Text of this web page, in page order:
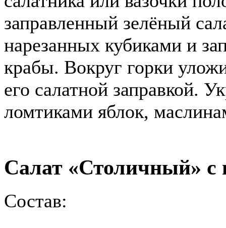
заправленный зелёный
нарезанных кубиками и
крабы. Вокруг горки
его салатной заправкой.
ломтиками яблок,
Салат «Столичный» с
Состав: